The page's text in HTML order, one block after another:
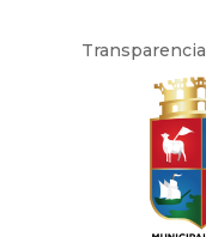
Transparencia